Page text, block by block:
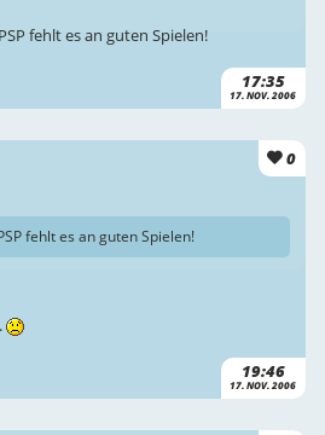
17:35
17. NOV. 2006
fehlt es an guten Spielen!
0
19:46
17. NOV. 2006
fehlt es an guten Spielen!